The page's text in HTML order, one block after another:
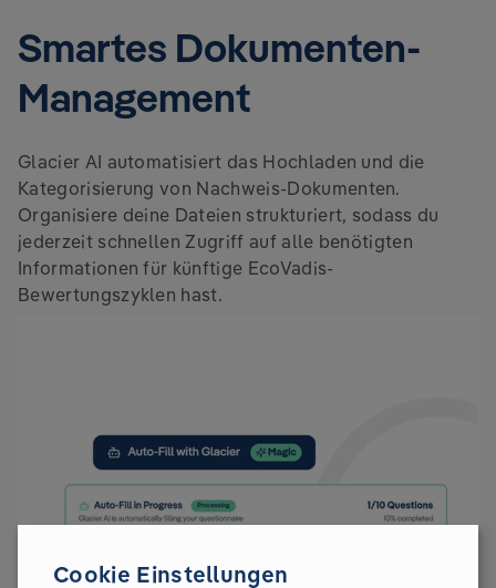
Smartes Dokumenten-
Management
Glacier AI automatisiert das Hochladen und die
Kategorisierung von Nachweis-Dokumenten.
Organisiere deine Dateien strukturiert, sodass du
jederzeit schnellen Zugriff auf alle benötigten
Informationen für künftige EcoVadis-
Bewertungszyklen hast.
Cookie Einstellungen